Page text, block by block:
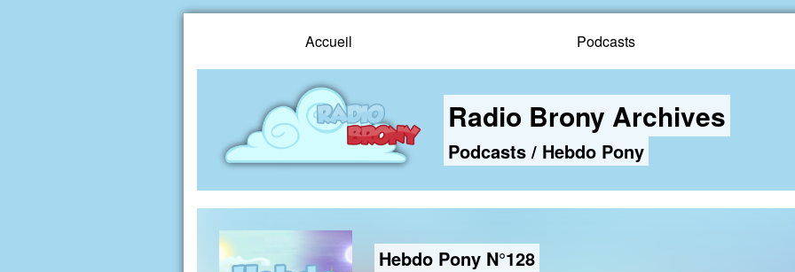
Accueil Podcasts
Radio Brony Archives
Podcasts / Hebdo Pony
Hebdo Pony N°128